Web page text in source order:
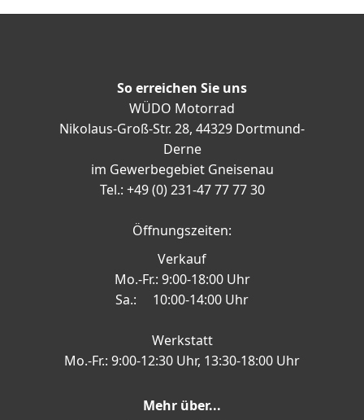
So erreichen Sie uns
WÜDO Motorrad
Nikolaus-Groß-Str. 28, 44329 Dortmund-
Derne
im Gewerbegebiet Gneisenau
Tel.: +49 (0) 231-47 77 77 30
Öffnungszeiten:
Verkauf
Mo.-Fr.: 9:00-18:00 Uhr
Sa.: 10:00-14:00 Uhr
Werkstatt
Mo.-Fr.: 9:00-12:30 Uhr, 13:30-18:00 Uhr
Mehr über...